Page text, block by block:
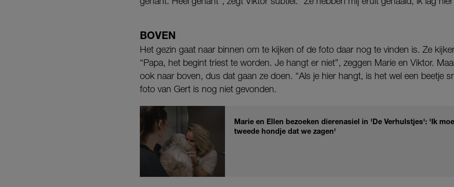
BOVEN
Het gezin gaat naar binnen om te kijken of de foto daar nog te vinden is. Ze
“Papa, het begint triest te worden. Je hangt er niet”, zeggen Marie en Viktor.
ook naar boven, dus dat gaan ze doen. “Als je hier hangt, is het wel een beetje
foto van Gert is nog niet gevonden.
Marie en Ellen bezoeken dierenasiel in 'De Verhulstjes': 'Ik
tweede hondje dat we zagen'